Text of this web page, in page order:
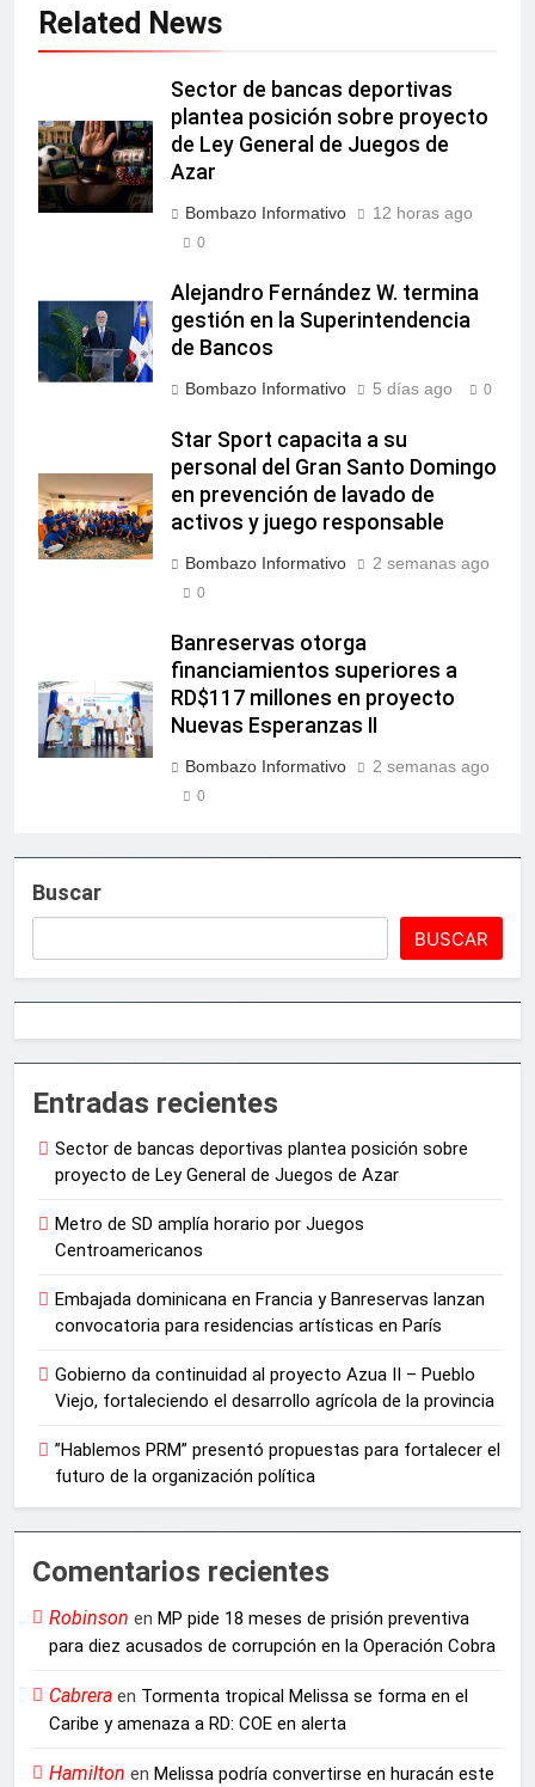
Related News
Sector de bancas deportivas
plantea posición sobre proyecto
de Ley General de Juegos de
Azar
Bombazo Informativo 12 horas ago
0
Alejandro Fernández W. termina
gestión en la Superintendencia
de Bancos
Bombazo Informativo 5 días ago 0
Star Sport capacita a su
personal del Gran Santo Domingo
en prevención de lavado de
activos y juego responsable
Bombazo Informativo 2 semanas ago
0
Banreservas otorga
financiamientos superiores a
RD$117 millones en proyecto
Nuevas Esperanzas II
Bombazo Informativo 2 semanas ago
0
Buscar
BUSCAR
Entradas recientes
Sector de bancas deportivas plantea posición sobre
proyecto de Ley General de Juegos de Azar
Metro de SD amplía horario por Juegos
Centroamericanos
Embajada dominicana en Francia y Banreservas lanzan
convocatoria para residencias artísticas en París
Gobierno da continuidad al proyecto Azua II – Pueblo
Viejo, fortaleciendo el desarrollo agrícola de la provincia
”Hablemos PRM” presentó propuestas para fortalecer el
futuro de la organización política
Comentarios recientes
Robinson en MP pide 18 meses de prisión preventiva
para diez acusados de corrupción en la Operación Cobra
Cabrera en Tormenta tropical Melissa se forma en el
Caribe y amenaza a RD: COE en alerta
Hamilton en Melissa podría convertirse en huracán este